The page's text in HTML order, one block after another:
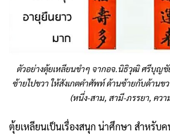
ตัวอย่างตุ้ยเหลียนขำๆ จากอจ.นิธิวุฒิ ศรีบุญ
ซ้ายไปขวา ให้สังเกตคำศัพท์ด้านซ้ายกับด้านขว
(หนึ่ง-สาม, สามี-ภรรยา, ควา
ตุ้ยเหลียนเป็นเรื่องสนุก น่าศึกษา สำหรับ